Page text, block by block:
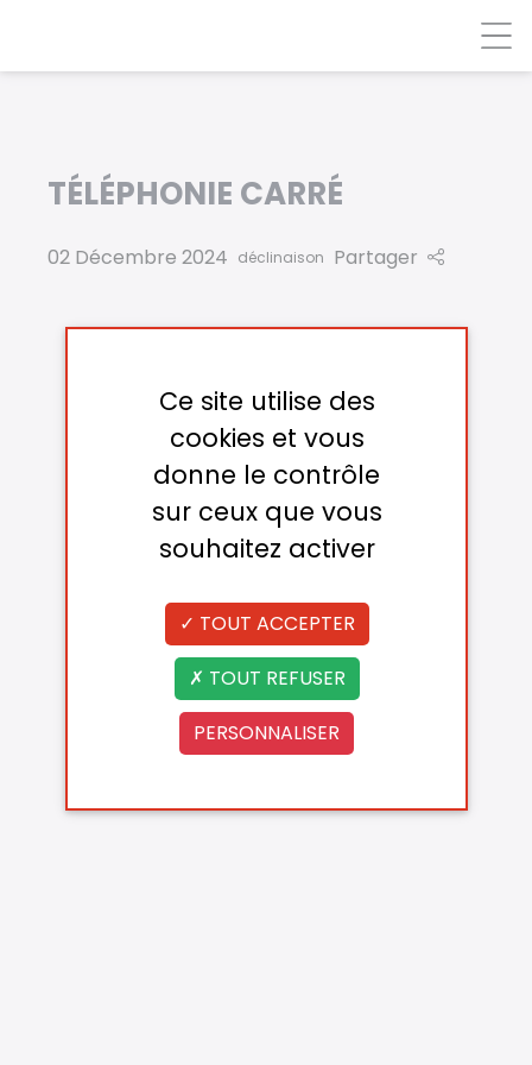
TÉLÉPHONIE CARRÉ
02 Décembre 2024 déclinaison Partager
Ce site utilise des
cookies et vous
donne le contrôle
sur ceux que vous
souhaitez activer
TOUT ACCEPTER
TOUT REFUSER
PERSONNALISER